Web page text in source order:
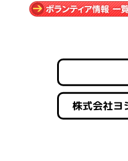
株式会社ヨ